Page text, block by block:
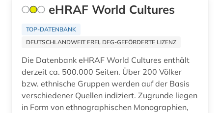
hammelwarden (1)
handschrift (7)
hebraistik (1)
heiliges römisches reich. reichshofrat (1)
heim (1)
heimunterbringung (1)
eHRAF World Cultures
TOP-DATENBANK
DEUTSCHLANDWEIT FREI, DFG-GEFÖRDERTE LIZENZ
Die Datenbank eHRAF World Cultures enthält
derzeit ca. 500.000 Seiten. Über 200 Völker
bzw. ethnische Gruppen werden auf der Basis
verschiedener Quellen indiziert. Zugrunde liegen
in Form von ethnographischen Monographien,